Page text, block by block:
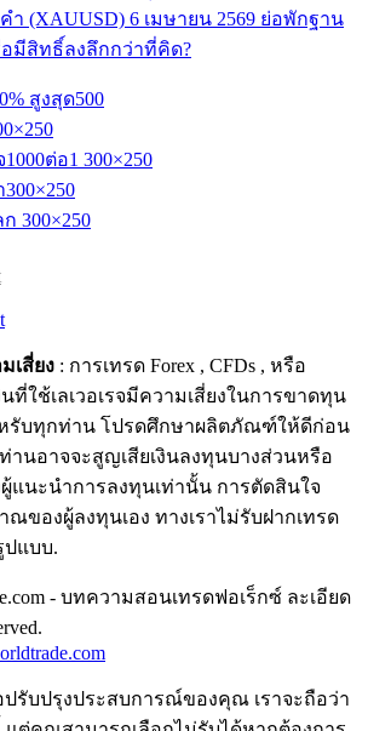
ำ (XAUUSD) 6 เมษายน 2569 ย่อพักฐาน
มีสิทธิ์ลงลึกกว่าที่คิด?
เสี่ยง : การเทรด Forex , CFDs , หรือ
ใช้เลเวอเรจมีความเสี่ยงในการขาดทุน
หรับทุกท่าน โปรดศึกษาผลิตภัณฑ์ให้ดีก่อน
านอาจจะสูญเสียเงินลงทุนบางส่วนหรือ
ผู้แนะนำการลงทุนเท่านั้น การตัดสินใจ
ของผู้ลงทุนเอง ทางเราไม่รับฝากเทรด
แบบ.
- บทความสอนเทรดฟอเร็กซ์ ละเอียด
ปรับปรุงประสบการณ์ของคุณ เราจะถือว่า